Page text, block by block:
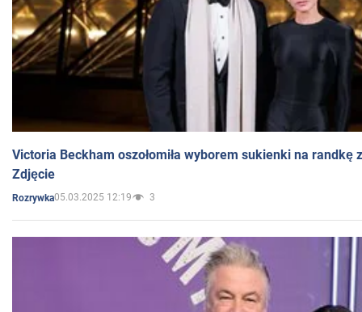
Victoria Beckham oszołomiła wyborem sukienki na randkę
Zdjęcie
Rozrywka05.03.2025 12:19 3